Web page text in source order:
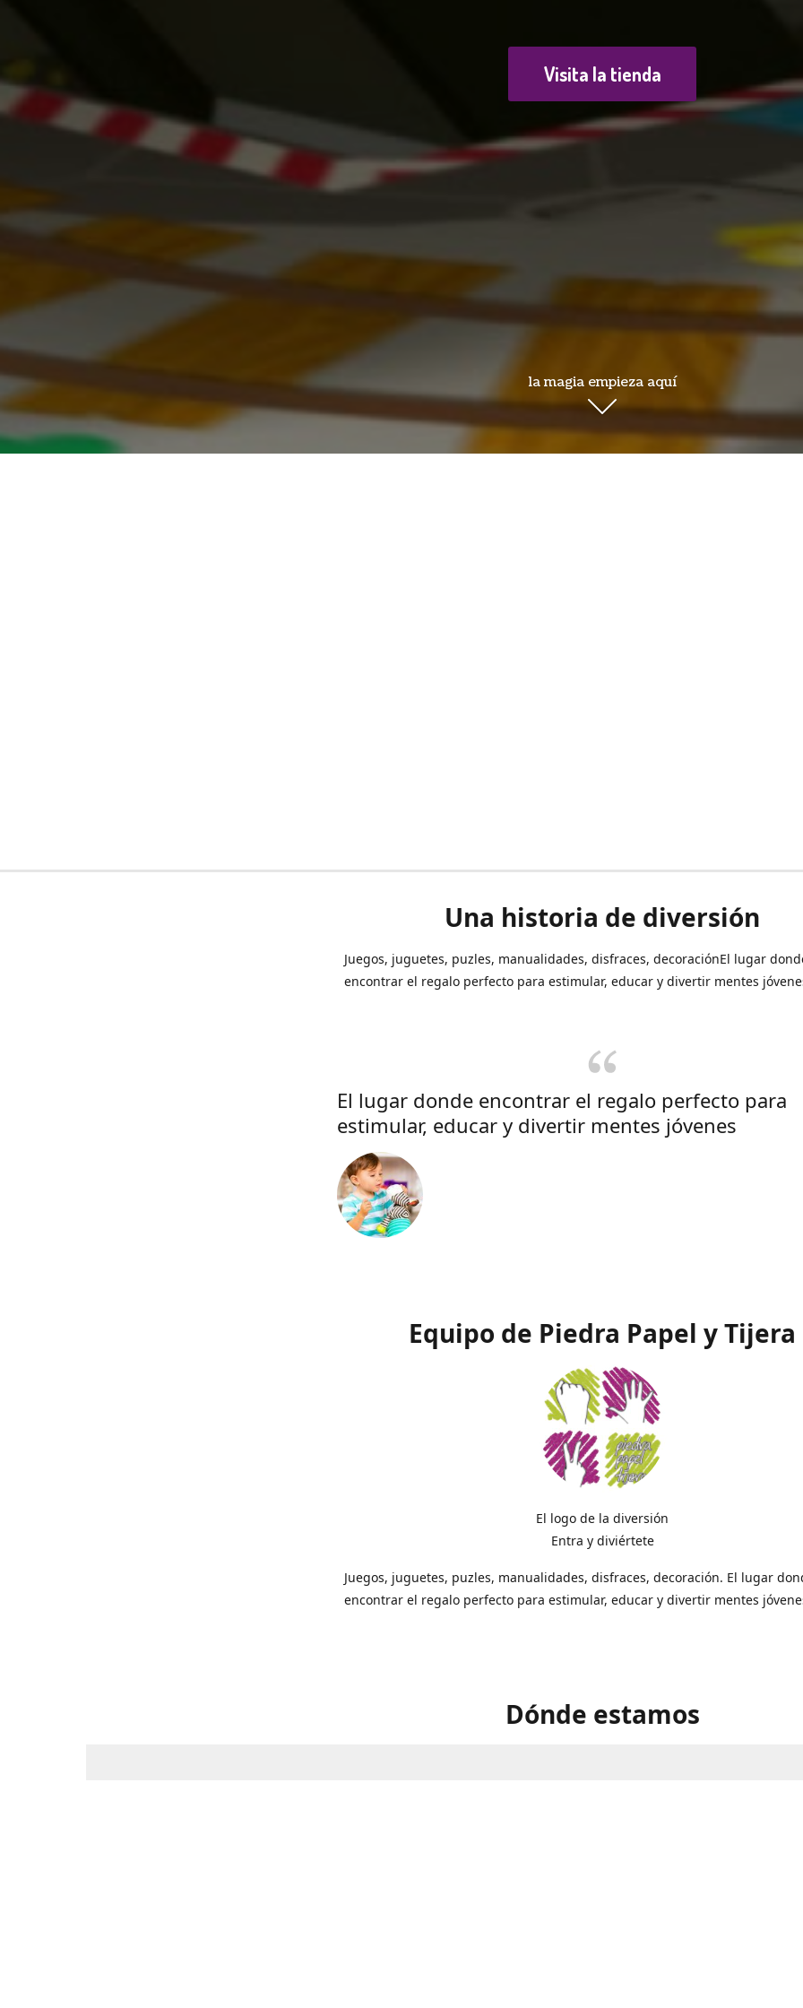
Visita la tienda
la magia empieza aquí
Una historia de diversión
Juegos, juguetes, puzles, manualidades, disfraces, decoraciónEl lugar
encontrar el regalo perfecto para estimular, educar y divertir mentes
El lugar donde encontrar el regalo perfecto para
estimular, educar y divertir mentes jóvenes
Equipo de Piedra Papel y Tijera
El logo de la diversión
Entra y diviértete
Juegos, juguetes, puzles, manualidades, disfraces, decoración. El lugar
encontrar el regalo perfecto para estimular, educar y divertir mentes
Dónde estamos